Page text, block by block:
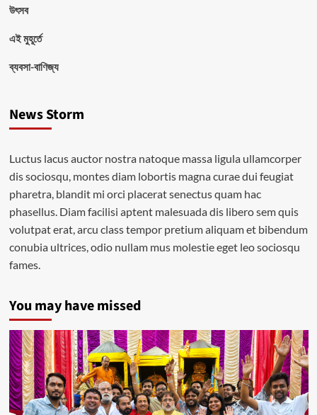
উৎসব
এই মুহূর্তে
ব্যবসা-বাণিজ্য
News Storm
Luctus lacus auctor nostra natoque massa ligula ullamcorper
dis sociosqu, montes diam lobortis magna curae dui feugiat
pharetra, blandit mi orci placerat senectus quam hac
phasellus. Diam facilisi aptent malesuada dis libero sem quis
volutpat erat, arcu class tempor pretium aliquam et bibendum
conubia ultrices, odio nullam mus molestie eget leo sociosqu
fames.
You may have missed